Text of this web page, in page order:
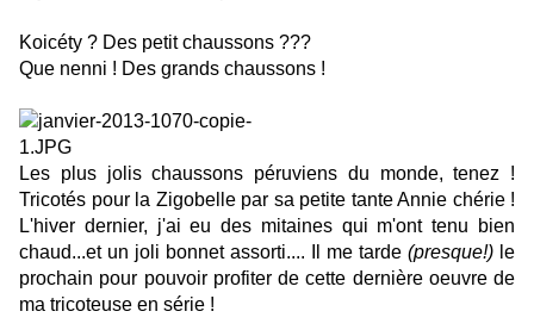
Koicéty ? Des petit chaussons ???
Que nenni ! Des grands chaussons !
Les plus jolis chaussons péruviens du monde, tenez !
Tricotés pour la Zigobelle par sa petite tante Annie chérie !
L'hiver dernier, j'ai eu des mitaines qui m'ont tenu bien
chaud...et un joli bonnet assorti.... Il me tarde (presque!) le
prochain pour pouvoir profiter de cette dernière oeuvre de
ma tricoteuse en série !